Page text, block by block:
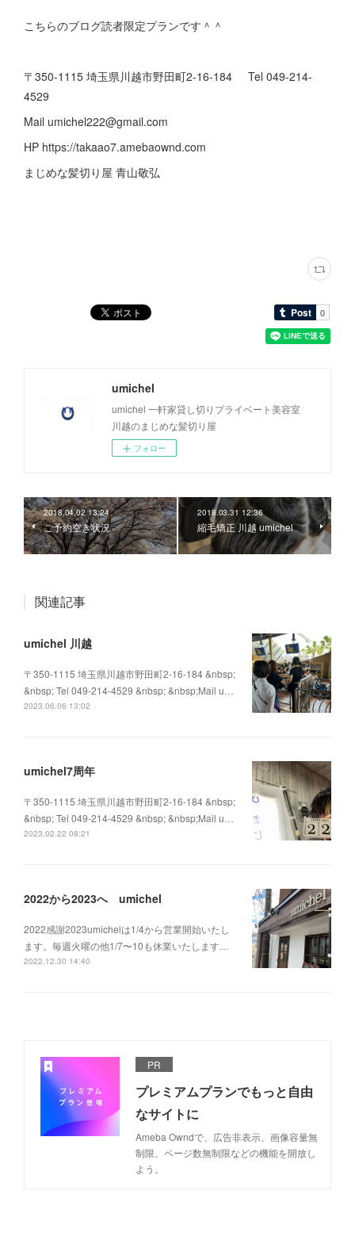
こちらのブログ読者限定プランです＾＾
〒350-1115 埼玉県川越市野田町2-16-184 Tel 049-214-
4529
Mail umichel222@gmail.com
HP https://takaao7.amebaownd.com
まじめな髪切り屋 青山敬弘
umichel
umichel 一軒家貸し切りプライベート美容室
川越のまじめな髪切り屋
フォロー
2018.04.02 13:24
ご予約空き状況
2018.03.31 12:36
縮毛矯正 川越 umichel
関連記事
umichel 川越
〒350-1115 埼玉県川越市野田町2-16-184 &nbsp;
&nbsp; Tel 049-214-4529 &nbsp; &nbsp;Mail u…
2023.06.06 13:02
umichel7周年
〒350-1115 埼玉県川越市野田町2-16-184 &nbsp;
&nbsp; Tel 049-214-4529 &nbsp; &nbsp;Mail u…
2023.02.22 08:21
2022から2023へ umichel
2022感謝2023umichelは1/4から営業開始いたし
ます。毎週火曜の他1/7〜10も休業いたします…
2022.12.30 14:40
PR
プレミアムプランでもっと自由
なサイトに
Ameba Owndで、広告非表示、画像容量無
制限、ページ数無制限などの機能を開放し
よう。